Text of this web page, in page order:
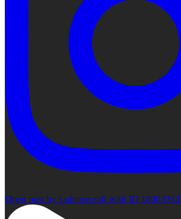
Open post by cadencecraft with ID